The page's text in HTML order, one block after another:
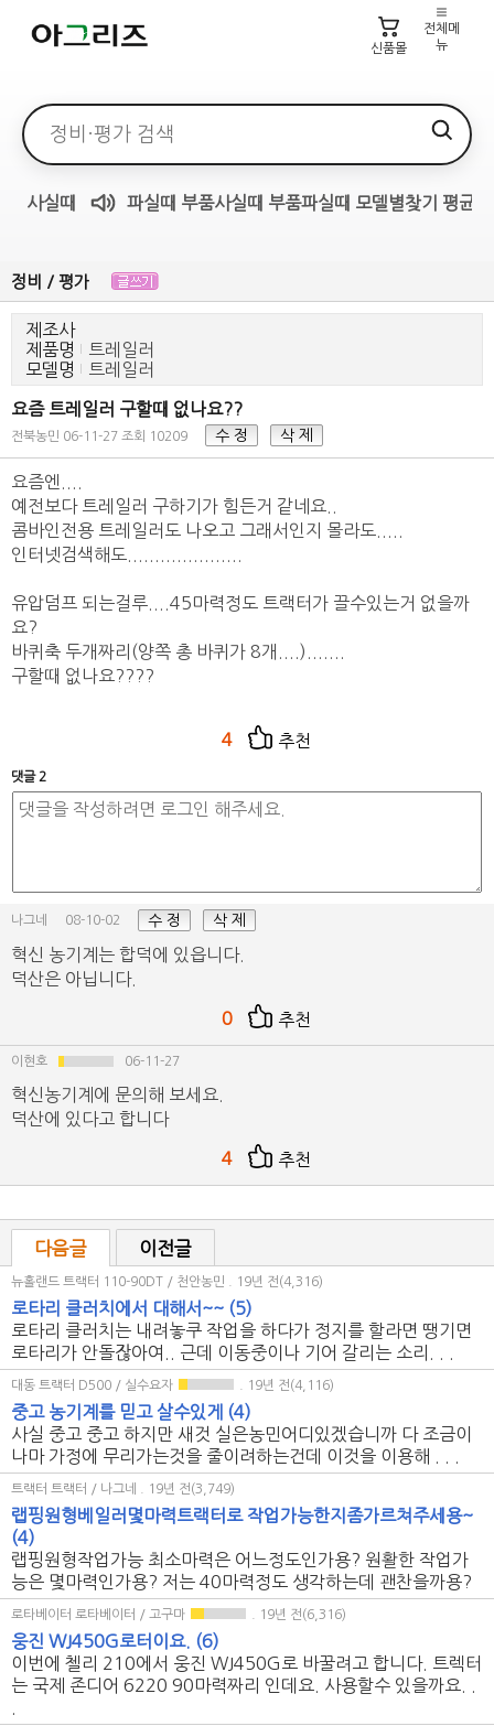
신품몰
전체메
뉴
검색어
사실때
매물무료듣기
파실때 부품사실때 부품파실때 모델별찾기 평균
정비 / 평가
제조사
제품명
트레일러
모델명
트레일러
요즘 트레일러 구할때 없나요??
전북농민 06-11-27 조회 10209 수 정 삭 제
요즘엔....
예전보다 트레일러 구하기가 힘든거 같네요..
콤바인전용 트레일러도 나오고 그래서인지 몰라도.....
인터넷검색해도.....................
유압덤프 되는걸루....45마력정도 트랙터가 끌수있는거 없을까
요?
바퀴축 두개짜리(양쪽 총 바퀴가 8개....).......
구할때 없나요????
4 추천
댓글 2
나그네 08-10-02 수 정 삭 제
혁신 농기계는 합덕에 있읍니다.
덕산은 아닙니다.
0 추천
이현호 06-11-27
혁신농기계에 문의해 보세요.
덕산에 있다고 합니다
4 추천
다음글 이전글
뉴홀랜드 트랙터 110-90DT / 천안농민 . 19년 전(4,316)
로타리 클러치에서 대해서~~ (5)
로타리 클러치는 내려놓쿠 작업을 하다가 정지를 할라면 땡기면
로타리가 안돌잖아여.. 근데 이동중이나 기어 갈리는 소리. . .
대동 트랙터 D500 / 실수요자 . 19년 전(4,116)
중고 농기계를 믿고 살수있게 (4)
사실 중고 중고 하지만 새것 실은농민어디있겠습니까 다 조금이
나마 가정에 무리가는것을 줄이려하는건데 이것을 이용해 . . .
트랙터 트랙터 / 나그네 . 19년 전(3,749)
랩핑원형베일러몇마력트랙터로 작업가능한지좀가르쳐주세용~
(4)
랩핑원형작업가능 최소마력은 어느정도인가용? 원활한 작업가
능은 몇마력인가용? 저는 40마력정도 생각하는데 괜찬을까용?
로타베이터 로타베이터 / 고구마 . 19년 전(6,316)
웅진 WJ450G로터이요. (6)
이번에 첼리 210에서 웅진 WJ450G로 바꿀려고 합니다. 트렉터
는 국제 존디어 6220 90마력짜리 인데요. 사용할수 있을까요. .